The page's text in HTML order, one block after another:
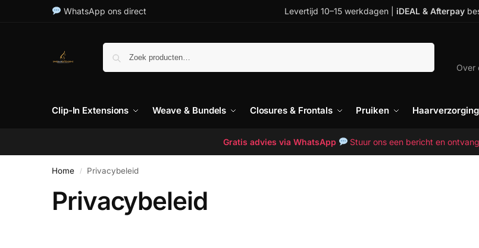
WhatsApp ons direct Levertijd 10–15 werkdagen | iDEAL & Afterpay
Over
Clip-In Extensions Weave & Bundels Closures & Frontals Pruiken
Gratis advies via WhatsApp Stuur ons een bericht en
Home / Privacybeleid
Privacybeleid